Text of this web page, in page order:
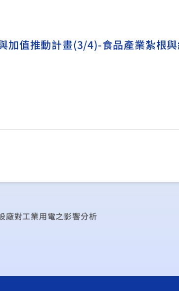
加值推動計畫(3/4)-食品產業紮根
廠對工業用電之影響分析